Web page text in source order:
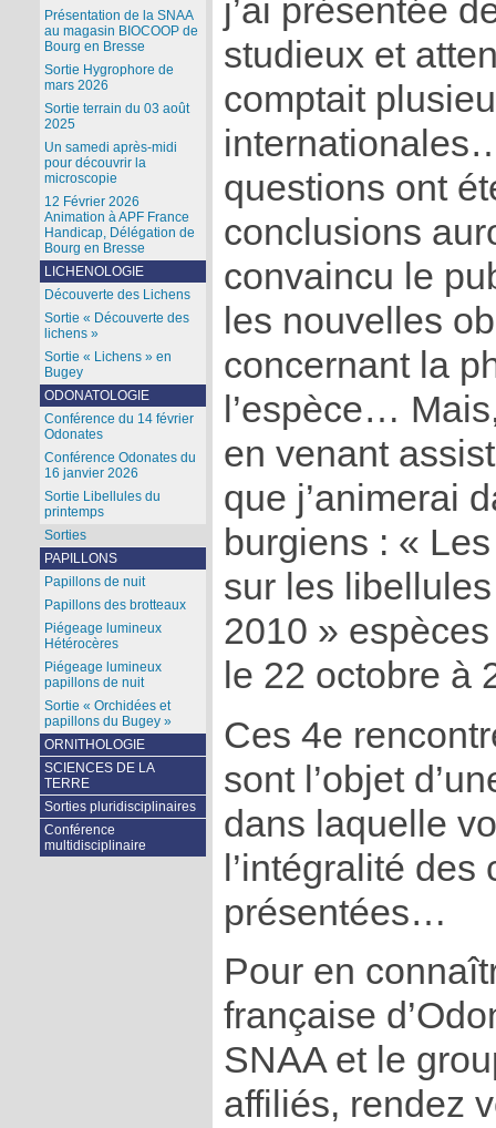
j’ai présentée
studieux et
comptait
questions ont
conclusions
convaincu le
les nouvelles
concernant la
l’espèce…
en venant
que j’animerai
burgiens : «
sur les
2010 »
le 22 octobre à
Ces 4e
sont l’objet
dans laquelle
l’intégralité
présentées…
Pour en
française
SNAA et le
affiliés, rendez
Présentation de la SNAA
au magasin BIOCOOP de
Bourg en Bresse
Sortie Hygrophore de
mars 2026
Sortie terrain du 03 août
2025
Un samedi après-midi
pour découvrir la
microscopie
12 Février 2026
Animation à APF France
Handicap, Délégation de
Bourg en Bresse
LICHENOLOGIE
Découverte des Lichens
Sortie « Découverte des
lichens »
Sortie « Lichens » en
Bugey
ODONATOLOGIE
Conférence du 14 février
Odonates
Conférence Odonates du
16 janvier 2026
Sortie Libellules du
printemps
Sorties
PAPILLONS
Papillons de nuit
Papillons des brotteaux
Piégeage lumineux
Hétérocères
Piégeage lumineux
papillons de nuit
Sortie « Orchidées et
papillons du Bugey »
ORNITHOLOGIE
SCIENCES DE LA
TERRE
Sorties pluridisciplinaires
Conférence
multidisciplinaire